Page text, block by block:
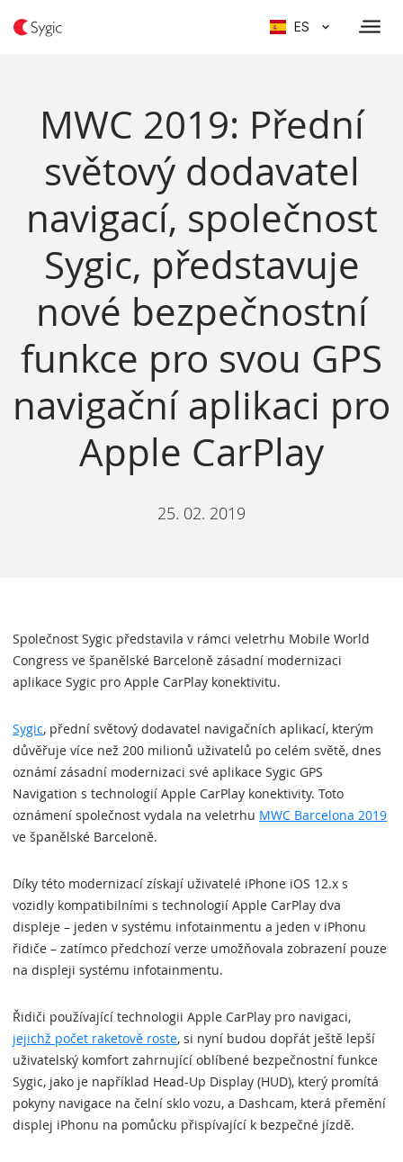
ES
MWC 2019: Přední
světový dodavatel
navigací, společnost
Sygic, představuje
nové bezpečnostní
funkce pro svou GPS
navigační aplikaci pro
Apple CarPlay
25. 02. 2019
Společnost Sygic představila v rámci veletrhu Mobile World
Congress ve španělské Barceloně zásadní modernizaci
aplikace Sygic pro Apple CarPlay konektivitu.
Sygic, přední světový dodavatel navigačních aplikací, kterým
důvěřuje více než 200 milionů uživatelů po celém světě, dnes
oznámí zásadní modernizaci své aplikace Sygic GPS
Navigation s technologií Apple CarPlay konektivity. Toto
oznámení společnost vydala na veletrhu MWC Barcelona 2019
ve španělské Barceloně.
Díky této modernizací získají uživatelé iPhone iOS 12.x s
vozidly kompatibilními s technologií Apple CarPlay dva
displeje – jeden v systému infotainmentu a jeden v iPhonu
řidiče – zatímco předchozí verze umožňovala zobrazení pouze
na displeji systému infotainmentu.
Řidiči používající technologii Apple CarPlay pro navigaci,
jejichž počet raketově roste, si nyní budou dopřát ještě lepší
uživatelský komfort zahrnující oblíbené bezpečnostní funkce
Sygic, jako je například Head-Up Display (HUD), který promítá
pokyny navigace na čelní sklo vozu, a Dashcam, která přemění
displej iPhonu na pomůcku přispívající k bezpečné jízdě.